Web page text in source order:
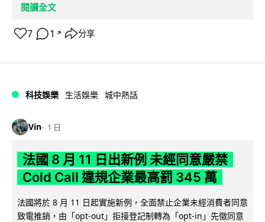
閱讀全文
7 1 ↗ 分享
科技娛樂 生活娛樂 城中熱話
Vin 1 日
法國 8 月 11 日出新例 未經同意嚴禁
Cold Call 違規企業最高罰 345 萬
法國將於 8 月 11 日起實施新例，全面禁止企業未經消費者同意
致電推銷，由「opt-out」拒接登記制轉為「opt-in」先徵同意